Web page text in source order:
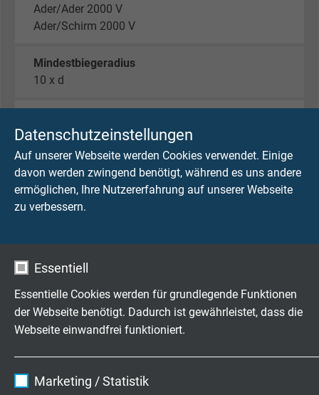
Datenschutzeinstellungen
Auf unserer Webseite werden Cookies verwendet. Einige
davon werden zwingend benötigt, während es uns andere
ermöglichen, Ihre Nutzererfahrung auf unserer Webseite
zu verbessern.
Essentiell
Essentielle Cookies werden für grundlegende Funktionen
der Webseite benötigt. Dadurch ist gewährleistet, dass die
Webseite einwandfrei funktioniert.
Marketing / Statistik
Ader/Ader 2000 V
Ader/Schirm 2000 V
Mindestbiegeradius
10 x d
bei geschützter fester Verlegung: -50/+125 °C
Halogenfreiheit
nach EN 50306-1 + EN 50264-1 wird erfüllt.
Entwicklung von HCl ist < 0,5% nach IEC 60754-1.
Flammausbreitung
keine Brandweiterleitung
nach IEC 60332-3-24 + VDE 0482-332-3-24